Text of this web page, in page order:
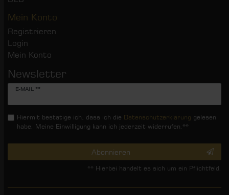
Mein Konto
Registrieren
Login
Mein Konto
Newsletter
E-MAIL **
Newsletter
Hiermit bestätige ich, dass ich die Daten­schutz­erklärung gelesen
habe. Meine Einwilligung kann ich jederzeit widerrufen.**
Abonnieren
** Hierbei handelt es sich um ein Pflichtfeld.